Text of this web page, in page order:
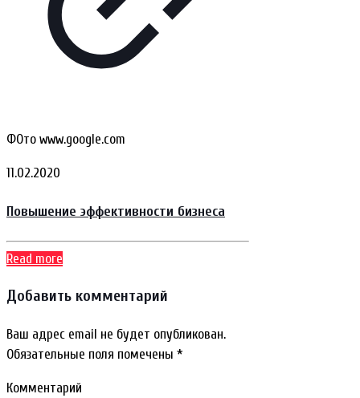
ФОто www.google.com
11.02.2020
Повышение эффективности бизнеса
Read more
Добавить комментарий
Ваш адрес email не будет опубликован.
Обязательные поля помечены *
Комментарий